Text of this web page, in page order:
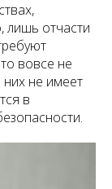
лишь отчасти
вовсе не
них не имеет
в